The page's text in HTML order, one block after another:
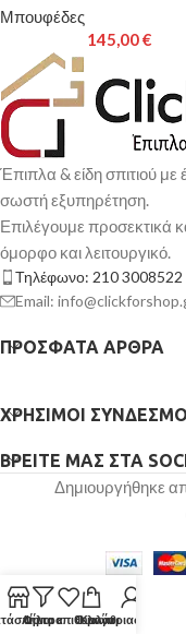
Μπουφέδες
145,00€
Έπιπλα & είδη σπιτιού
σωστή εξυπηρέτηση.
Επιλέγουμε προσεκτικά
όμορφο και λειτουργικό.
Τηλέφωνο: 210 3008522
Email:
ΠΡΌΣΦΑΤΑ ΆΡΘΡΑ
ΧΡΉΣΙΜΟΙ
ΒΡΕΊΤΕ ΜΑΣ ΣΤΑ
Δημιουργήθηκε
Φίλτρα
Λίστα επιθυμιών
Καλάθι
Ο λογαριασμός μου